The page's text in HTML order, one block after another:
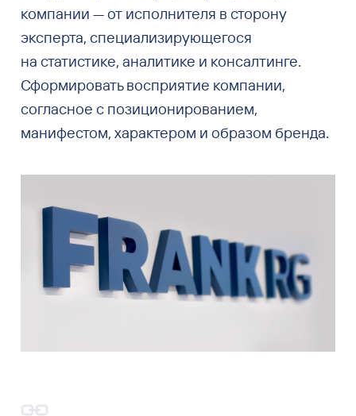
компании — от исполнителя в сторону
эксперта, специализирующегося
на статистике, аналитике и консалтинге.
Сформировать восприятие компании,
согласное с позиционированием,
манифестом, характером и образом бренда.